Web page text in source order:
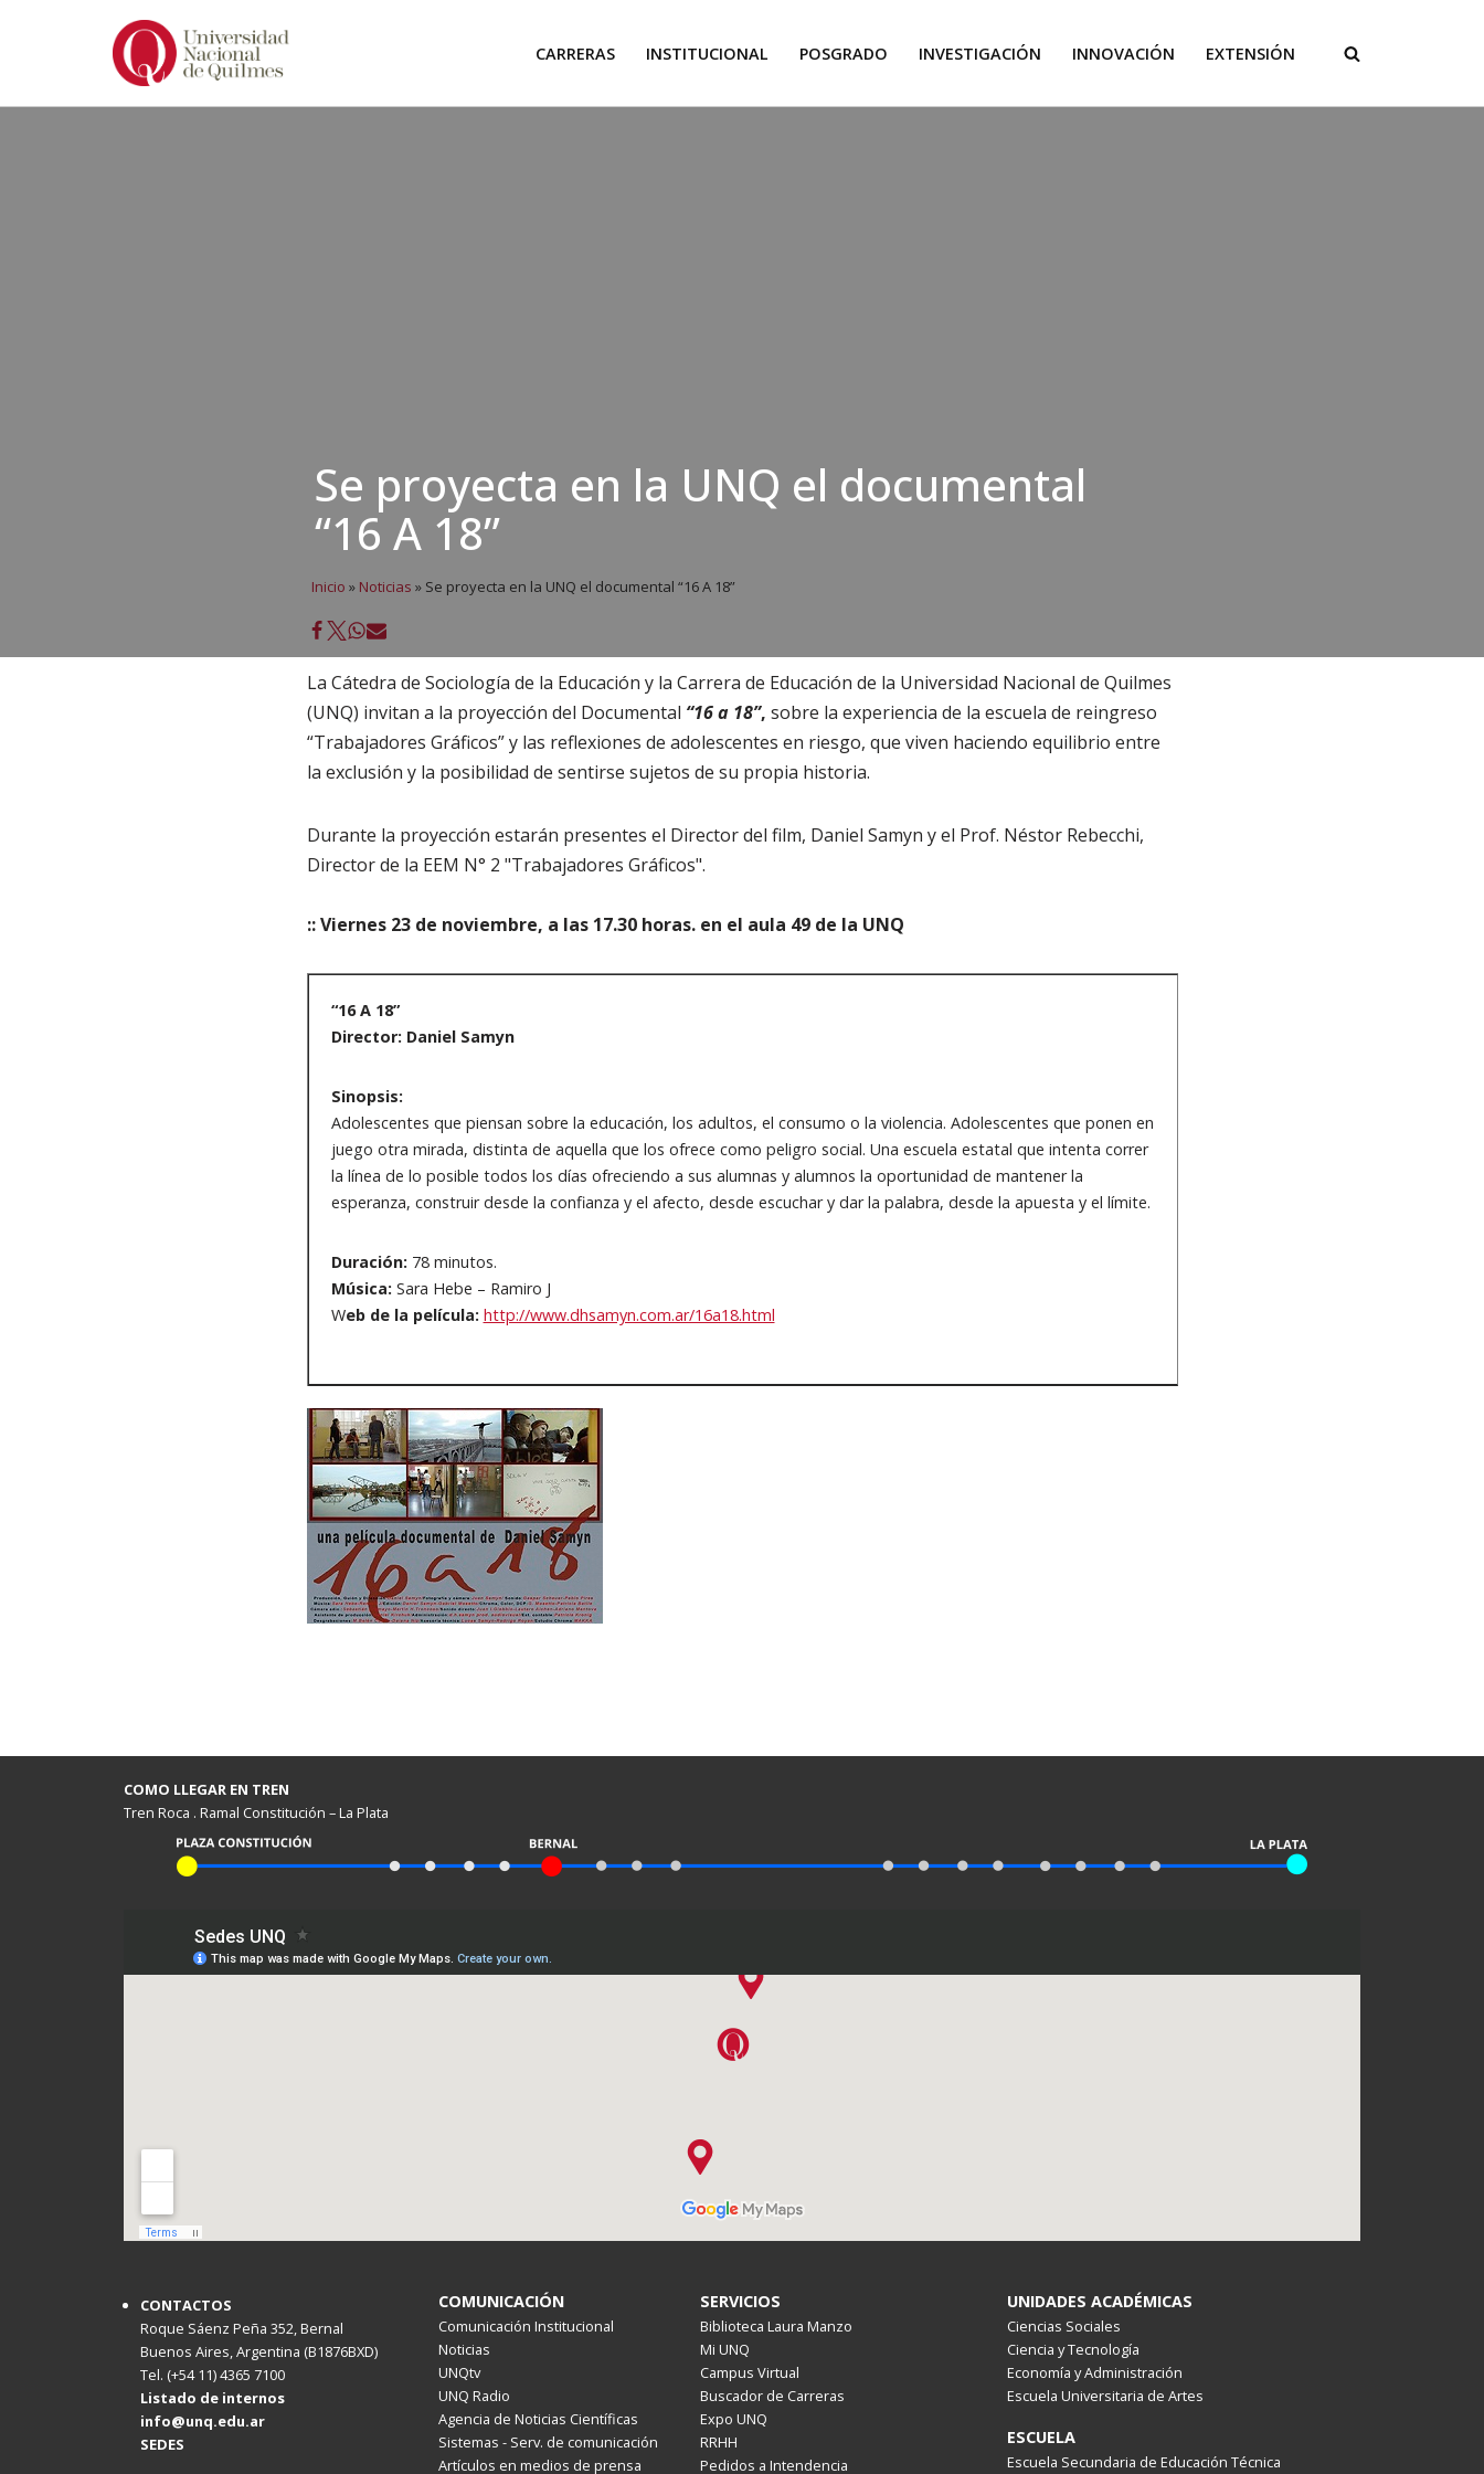
CARRERAS INSTITUCIONAL POSGRADO INVESTIGACIÓN INNOVACIÓN EXTENSIÓN
Se proyecta en la UNQ el documental
“16 A 18”
Inicio » Noticias » Se proyecta en la UNQ el documental “16 A 18”
La Cátedra de Sociología de la Educación y la Carrera de Educación de la Universidad Nacional de Quilmes
(UNQ) invitan a la proyección del Documental “16 a 18”, sobre la experiencia de la escuela de reingreso
“Trabajadores Gráficos” y las reflexiones de adolescentes en riesgo, que viven haciendo equilibrio entre
la exclusión y la posibilidad de sentirse sujetos de su propia historia.
Durante la proyección estarán presentes el Director del film, Daniel Samyn y el Prof. Néstor Rebecchi,
Director de la EEM N° 2 "Trabajadores Gráficos".
:: Viernes 23 de noviembre, a las 17.30 horas. en el aula 49 de la UNQ
“16 A 18”
Director: Daniel Samyn
Sinopsis:
Adolescentes que piensan sobre la educación, los adultos, el consumo o la violencia. Adolescentes que ponen en
juego otra mirada, distinta de aquella que los ofrece como peligro social. Una escuela estatal que intenta correr
la línea de lo posible todos los días ofreciendo a sus alumnas y alumnos la oportunidad de mantener la
esperanza, construir desde la confianza y el afecto, desde escuchar y dar la palabra, desde la apuesta y el límite.
Duración: 78 minutos.
Música: Sara Hebe – Ramiro J
Web de la película: http://www.dhsamyn.com.ar/16a18.html
COMO LLEGAR EN TREN
Tren Roca . Ramal Constitución – La Plata
CONTACTOS
Roque Sáenz Peña 352, Bernal
Buenos Aires, Argentina (B1876BXD)
Tel. (+54 11) 4365 7100
Listado de internos
info@unq.edu.ar
SEDES
COMUNICACIÓN
Comunicación Institucional
Noticias
UNQtv
UNQ Radio
Agencia de Noticias Científicas
Sistemas - Serv. de comunicación
Artículos en medios de prensa
SERVICIOS
Biblioteca Laura Manzo
Mi UNQ
Campus Virtual
Buscador de Carreras
Expo UNQ
RRHH
Pedidos a Intendencia
UNIDADES ACADÉMICAS
Ciencias Sociales
Ciencia y Tecnología
Economía y Administración
Escuela Universitaria de Artes
ESCUELA
Escuela Secundaria de Educación Técnica